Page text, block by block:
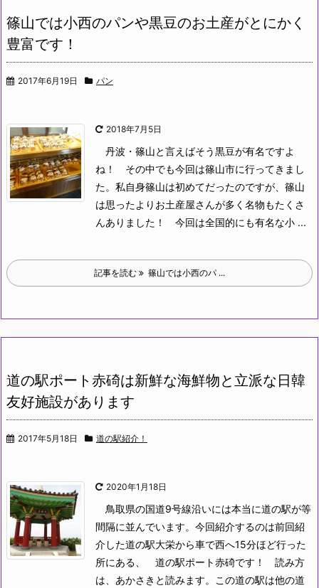
篠山では小西のパンや黒豆のお土産がとにかく
豊富です！
2017年6月19日 パン
2018年7月5日
丹波・篠山と言えばそう黒豆が有名ですよ
ね！
その中でも今回は篠山市に行ってきまし
た。私自身篠山は初めてだったのですが、篠山
は思ったよりお土産屋さんが多く名物もたくさ
んありました！
今回は全国的にも有名な小 ...
記事を読む 篠山では小西のパ ...
道の駅ポート赤碕は新鮮な海鮮物と立派な日韓
友好施設があります
2017年5月18日 道の駅紹介！
2020年1月18日
鳥取県の国道9号線沿いには本当に道の駅が等
間隔に並んでいます。今回紹介するのは前回紹
介した道の駅大栄から車で西へ15分ほど行った
所にある、
道の駅ポート赤碕です！
読み方
は、あかさきと読みます。この道の駅は他の道